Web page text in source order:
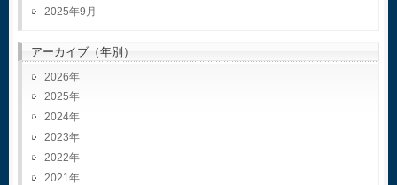
2025年9月
アーカイブ（年別）
2026
2025
2024
2023
2022
2021